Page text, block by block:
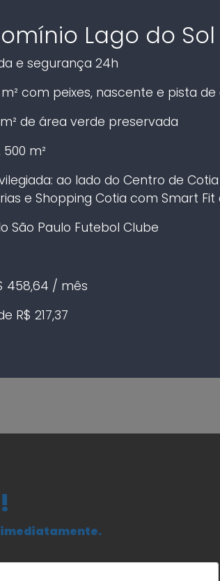
Lago do Sol
e segurança 24h
m² com peixes, nascente e pista
de área verde preservada
m²
ao lado do Centro de
e Shopping Cotia com Smart Fit
São Paulo Futebol Clube
458,64 / mês
R$ 217,37
imediatamente.